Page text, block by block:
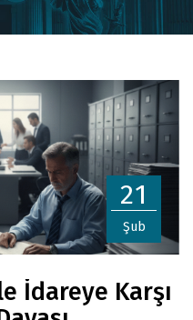
21
Şub
İdareye Karşı